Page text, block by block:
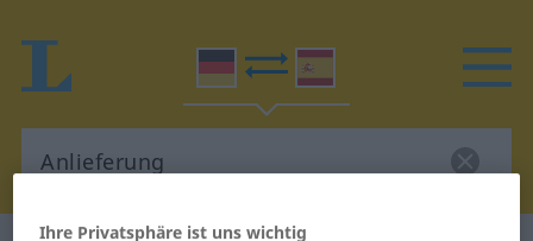
Ihre Privatsphäre ist uns wichtig